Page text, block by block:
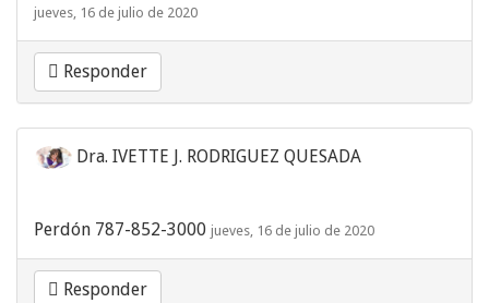
jueves, 16 de julio de 2020
Responder
Dra. IVETTE J. RODRIGUEZ QUESADA
Perdón 787-852-3000 jueves, 16 de julio de 2020
Responder